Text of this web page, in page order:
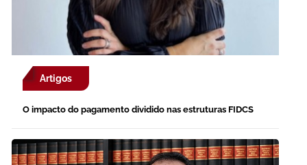
Artigos
O impacto do pagamento dividido nas estruturas FIDCS